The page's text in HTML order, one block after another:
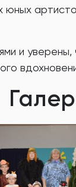
и